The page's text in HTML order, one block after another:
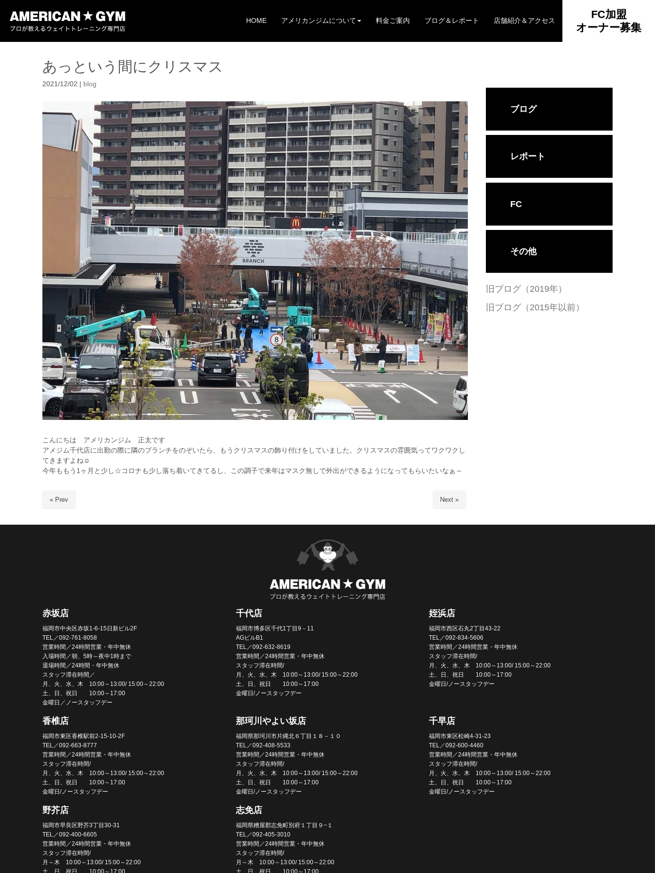
HOME アメリカンジムについて 料金ご案内 ブログ＆レポート 店舗紹介＆アクセス
FC加盟
オーナー募集
あっという間にクリスマス
2021/12/02 blog
こんにちは アメリカンジム 正太です
アメジム千代店に出勤の際に隣のブランチをのぞいたら、もうクリスマスの飾り付けをしていました。クリスマスの雰囲気ってワクワクし
てきますよね☺
今年ももう1ヶ月と少し☆コロナも少し落ち着いてきてるし、この調子で来年はマスク無しで外出ができるようになってもらいたいなぁ～
« Prev Next »
ブログ
レポート
FC
その他
旧ブログ（2019年）
旧ブログ（2015年以前）
赤坂店
福岡市中央区赤坂1-6-15日新ビル2F
TEL／092-761-8058
営業時間／24時間営業・年中無休
入場時間／朝、5時～夜中1時まで
退場時間／24時間・年中無休
スタッフ滞在時間／
月、火、水、木 10:00～13:00/ 15:00～22:00
土、日、祝日 10:00～17:00
金曜日／ノースタッフデー
千代店
福岡市博多区千代1丁目9－11
AGビルB1
TEL／092-632-8619
営業時間／24時間営業・年中無休
スタッフ滞在時間/
月、火、水、木 10:00～13:00/ 15:00～22:00
土、日、祝日 10:00～17:00
金曜日/ノースタッフデー
姪浜店
福岡市西区石丸2丁目43-22
TEL／092-834-5606
営業時間／24時間営業・年中無休
スタッフ滞在時間/
月、火、水、木 10:00～13:00/ 15:00～22:00
土、日、祝日 10:00～17:00
金曜日/ノースタッフデー
香椎店
福岡市東区香椎駅前2-15-10-2F
TEL／092-663-8777
営業時間／24時間営業・年中無休
スタッフ滞在時間/
月、火、水、木 10:00～13:00/ 15:00～22:00
土、日、祝日 10:00～17:00
金曜日/ノースタッフデー
那珂川やよい坂店
福岡県那珂川市片縄北６丁目１８－１０
TEL／092-408-5533
営業時間／24時間営業・年中無休
スタッフ滞在時間/
月、火、水、木 10:00～13:00/ 15:00～22:00
土、日、祝日 10:00～17:00
金曜日/ノースタッフデー
千早店
福岡市東区松崎4-31-23
TEL／092-600-4460
営業時間／24時間営業・年中無休
スタッフ滞在時間/
月、火、水、木 10:00～13:00/ 15:00～22:00
土、日、祝日 10:00～17:00
金曜日/ノースタッフデー
野芥店
福岡市早良区野芥3丁目30-31
TEL／092-400-6605
営業時間／24時間営業・年中無休
スタッフ滞在時間/
月～木 10:00～13:00/ 15:00～22:00
志免店
福岡県糟屋郡志免町別府１丁目９−１
TEL／092-405-3010
営業時間／24時間営業・年中無休
スタッフ滞在時間/
月～木 10:00～13:00/ 15:00～22:00